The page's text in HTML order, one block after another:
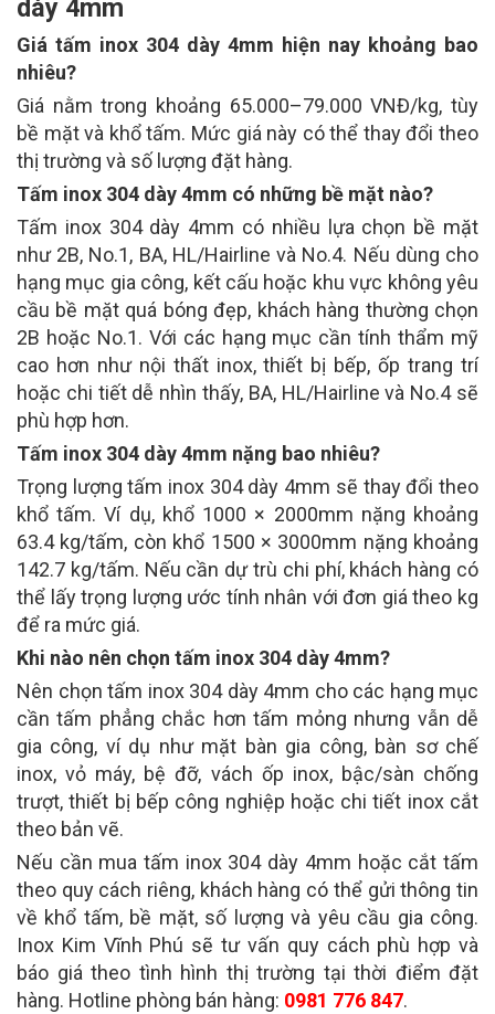
dày 4mm
Giá tấm inox 304 dày 4mm hiện nay khoảng bao
nhiêu?
Giá nằm trong khoảng 65.000–79.000 VNĐ/kg, tùy
bề mặt và khổ tấm. Mức giá này có thể thay đổi theo
thị trường và số lượng đặt hàng.
Tấm inox 304 dày 4mm có những bề mặt nào?
Tấm inox 304 dày 4mm có nhiều lựa chọn bề mặt
như 2B, No.1, BA, HL/Hairline và No.4. Nếu dùng cho
hạng mục gia công, kết cấu hoặc khu vực không yêu
cầu bề mặt quá bóng đẹp, khách hàng thường chọn
2B hoặc No.1. Với các hạng mục cần tính thẩm mỹ
cao hơn như nội thất inox, thiết bị bếp, ốp trang trí
hoặc chi tiết dễ nhìn thấy, BA, HL/Hairline và No.4 sẽ
phù hợp hơn.
Tấm inox 304 dày 4mm nặng bao nhiêu?
Trọng lượng tấm inox 304 dày 4mm sẽ thay đổi theo
khổ tấm. Ví dụ, khổ 1000 × 2000mm nặng khoảng
63.4 kg/tấm, còn khổ 1500 × 3000mm nặng khoảng
142.7 kg/tấm. Nếu cần dự trù chi phí, khách hàng có
thể lấy trọng lượng ước tính nhân với đơn giá theo kg
để ra mức giá.
Khi nào nên chọn tấm inox 304 dày 4mm?
Nên chọn tấm inox 304 dày 4mm cho các hạng mục
cần tấm phẳng chắc hơn tấm mỏng nhưng vẫn dễ
gia công, ví dụ như mặt bàn gia công, bàn sơ chế
inox, vỏ máy, bệ đỡ, vách ốp inox, bậc/sàn chống
trượt, thiết bị bếp công nghiệp hoặc chi tiết inox cắt
theo bản vẽ.
Nếu cần mua tấm inox 304 dày 4mm hoặc cắt tấm
theo quy cách riêng, khách hàng có thể gửi thông tin
về khổ tấm, bề mặt, số lượng và yêu cầu gia công.
Inox Kim Vĩnh Phú sẽ tư vấn quy cách phù hợp và
báo giá theo tình hình thị trường tại thời điểm đặt
hàng. Hotline phòng bán hàng: 0981 776 847.